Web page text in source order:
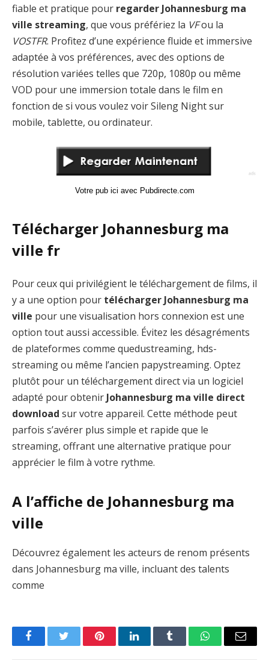
fiable et pratique pour regarder Johannesburg ma
ville streaming, que vous préfériez la VFou la
VOSTFR. Profitez d’une expérience fluide et immersive
adaptée à vos préférences, avec des options de
résolution variées telles que 720p, 1080p ou même
VOD pour une immersion totale dans le film en
fonction de si vous voulez voir Sileng Night sur
mobile, tablette, ou ordinateur.
Votre pub ici avec Pubdirecte.com
Télécharger Johannesburg ma
ville fr
Pour ceux qui privilégient le téléchargement de films, il
y a une option pour télécharger Johannesburg ma
ville pour une visualisation hors connexion est une
option tout aussi accessible. Évitez les désagréments
de plateformes comme quedustreaming, hds-
streaming ou même l’ancien papystreaming. Optez
plutôt pour un téléchargement direct via un logiciel
adapté pour obtenir Johannesburg ma ville direct
download sur votre appareil. Cette méthode peut
parfois s’avérer plus simple et rapide que le
streaming, offrant une alternative pratique pour
apprécier le film à votre rythme.
A l’affiche de Johannesburg ma
ville
Découvrez également les acteurs de renom présents
dans Johannesburg ma ville, incluant des talents
comme
FacebookTwitter PinterestLinkedInTumblr WhatsAppEmail